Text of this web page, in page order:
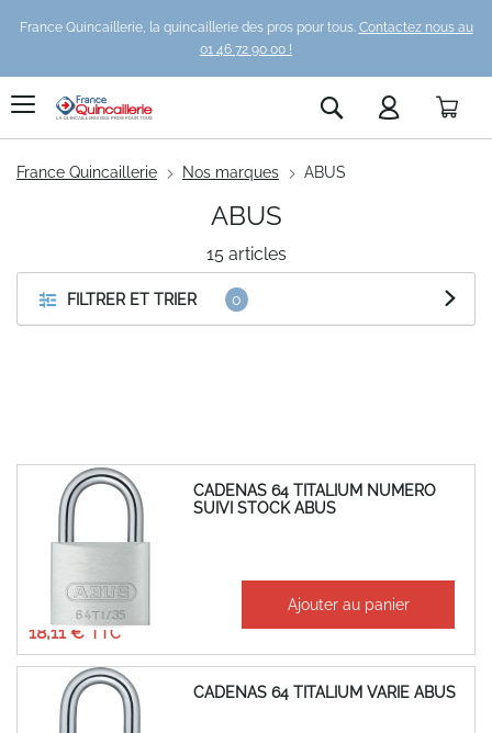
France Quincaillerie, la quincaillerie des pros pour tous. Contactez nous au
01 46 72 90 00 !
Rechercher
France Quincaillerie Nos marques ABUS
FILTRER ET TRIER
15articles
ABUS
CADENAS 64 TITALIUM NUMERO
SUIVI STOCK ABUS
À partir de
18,11 €
15,09 € Ajouter au panier
CADENAS 64 TITALIUM VARIE ABUS